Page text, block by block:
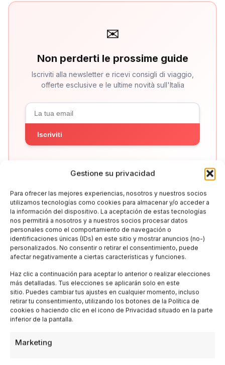
Gestione su privacidad
Para ofrecer las mejores experiencias, nosotros y nuestros socios
utilizamos tecnologías como cookies para almacenar y/o acceder a
la información del dispositivo. La aceptación de estas tecnologías
nos permitirá a nosotros y a nuestros socios procesar datos
personales como el comportamiento de navegación o
identificaciones únicas (IDs) en este sitio y mostrar anuncios (no-)
personalizados. No consentir o retirar el consentimiento, puede
afectar negativamente a ciertas características y funciones.
Haz clic a continuación para aceptar lo anterior o realizar elecciones
más detalladas. Tus elecciones se aplicarán solo en este
sitio. Puedes cambiar tus ajustes en cualquier momento, incluso
retirar tu consentimiento, utilizando los botones de la Política de
cookies o haciendo clic en el icono de Privacidad situado en la parte
inferior de la pantalla.
Marketing
✉
Non perderti le prossime guide
Iscriviti alla newsletter e ricevi consigli di viaggio,
offerte esclusive e le ultime novità sull'Italia
Iscriviti
Articoli Correlati